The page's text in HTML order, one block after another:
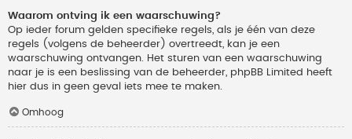
Waarom ontving ik een waarschuwing?
Op ieder forum gelden specifieke regels, als je één van deze
regels (volgens de beheerder) overtreedt, kan je een
waarschuwing ontvangen. Het sturen van een waarschuwing
naar je is een beslissing van de beheerder, phpBB Limited heeft
hier dus in geen geval iets mee te maken.
Omhoog